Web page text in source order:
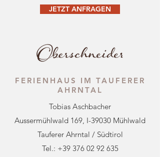
JETZT ANFRAGEN
FERIENHAUS IM TAUFERER
AHRNTAL
Tobias Aschbacher
Aussermühlwald 169, I-39030 Mühlwald
Tauferer Ahrntal / Südtirol
Tel.: +39 376 02 92 635